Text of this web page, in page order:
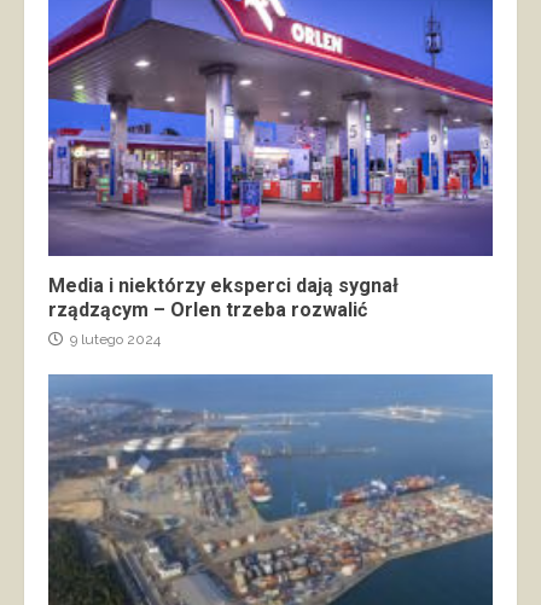
Media i niektórzy eksperci dają sygnał
rządzącym – Orlen trzeba rozwalić
9 lutego 2024